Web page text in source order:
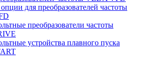
для преобразователей частоты
преобразователи частоты
устройства плавного пуска